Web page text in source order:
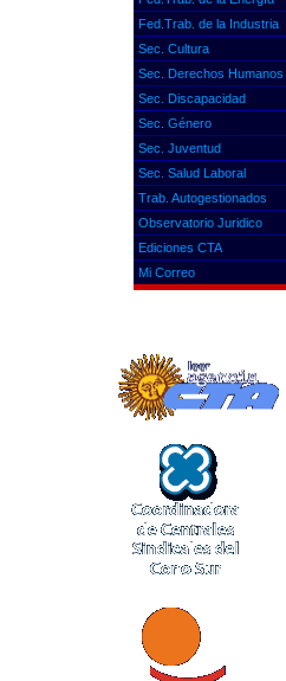
Fed.Trab. de la Industria
Sec. Cultura
Sec. Derechos Humanos
Sec. Discapacidad
Sec. Género
Sec. Juventud
Sec. Salud Laboral
Trab. Autogestionados
Observatorio Juridico
Ediciones CTA
Mi Correo